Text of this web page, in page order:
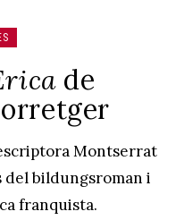
de
Montserrat
del bildungsroman i
franquista.